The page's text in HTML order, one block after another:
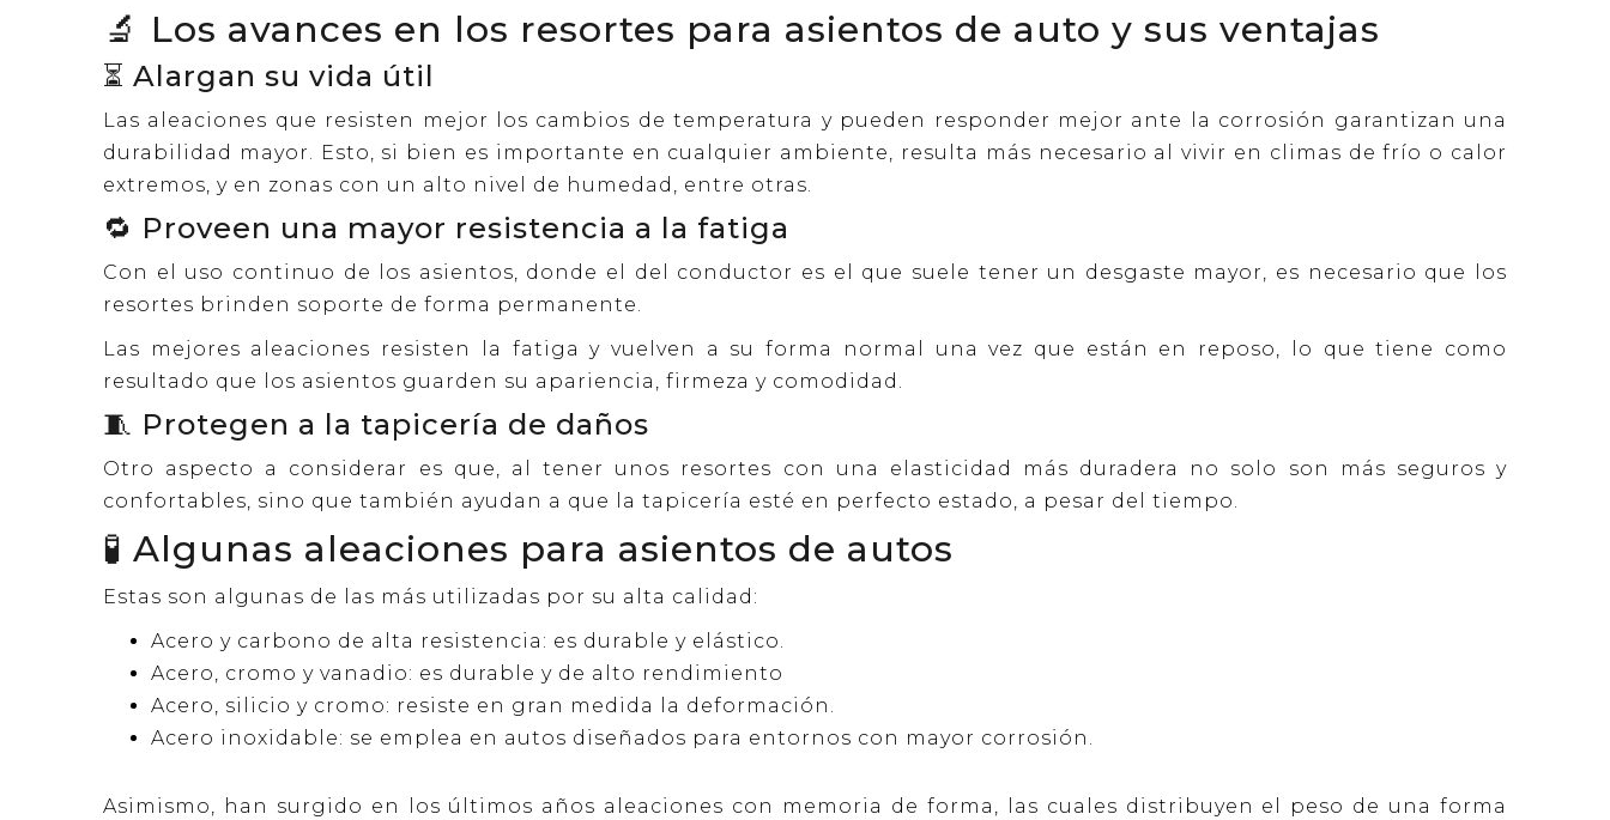
🔬 Los avances en los resortes para asientos de auto y sus ventajas
⏳ Alargan su vida útil
Las aleaciones que resisten mejor los cambios de temperatura y pueden responder mejor ante la corrosión garantizan una
durabilidad mayor. Esto, si bien es importante en cualquier ambiente, resulta más necesario al vivir en climas de frío o calor
extremos, y en zonas con un alto nivel de humedad, entre otras.
🔁 Proveen una mayor resistencia a la fatiga
Con el uso continuo de los asientos, donde el del conductor es el que suele tener un desgaste mayor, es necesario que los
resortes brinden soporte de forma permanente.
Las mejores aleaciones resisten la fatiga y vuelven a su forma normal una vez que están en reposo, lo que tiene como
resultado que los asientos guarden su apariencia, firmeza y comodidad.
🧵 Protegen a la tapicería de daños
Otro aspecto a considerar es que, al tener unos resortes con una elasticidad más duradera no solo son más seguros y
confortables, sino que también ayudan a que la tapicería esté en perfecto estado, a pesar del tiempo.
🧪 Algunas aleaciones para asientos de autos
Estas son algunas de las más utilizadas por su alta calidad:
Acero y carbono de alta resistencia: es durable y elástico.
Acero, cromo y vanadio: es durable y de alto rendimiento
Acero, silicio y cromo: resiste en gran medida la deformación.
Acero inoxidable: se emplea en autos diseñados para entornos con mayor corrosión.
Asimismo, han surgido en los últimos años aleaciones con memoria de forma, las cuales distribuyen el peso de una forma